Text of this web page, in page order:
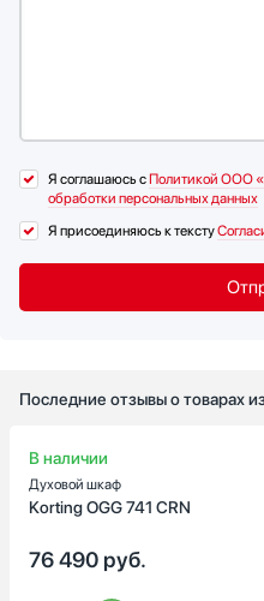
Я соглашаюсь с Политикой ООО
обработки персональных данных
Я присоединяюсь к тексту
Последние отзывы о товарах
В наличии
Духовой шкаф
Korting OGG 741 CRN
76 490 руб.